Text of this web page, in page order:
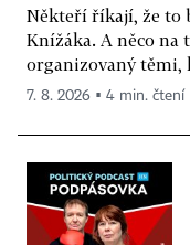
Někteří říkají, že to
Knížáka. A něco na
organizovaný těmi,
7. 8. 2026 ▪ 4 min. čtení